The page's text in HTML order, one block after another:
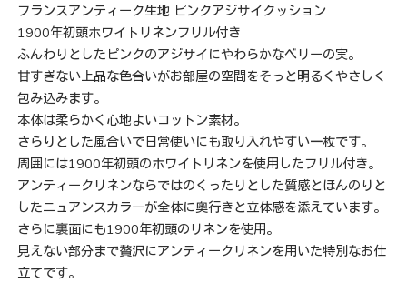
フランスアンティーク生地 ピンクアジサイクッション
1900年初頭ホワイトリネンフリル付き
ふんわりとしたピンクのアジサイにやわらかなベリーの実。
甘すぎない上品な色合いがお部屋の空間をそっと明るくやさしく
包み込みます。
本体は柔らかく心地よいコットン素材。
さらりとした風合いで日常使いにも取り入れやすい一枚です。
周囲には1900年初頭のホワイトリネンを使用したフリル付き。
アンティークリネンならではのくったりとした質感とほんのりと
したニュアンスカラーが全体に奥行きと立体感を添えています。
さらに裏面にも1900年初頭のリネンを使用。
見えない部分まで贅沢にアンティークリネンを用いた特別なお仕
立てです。